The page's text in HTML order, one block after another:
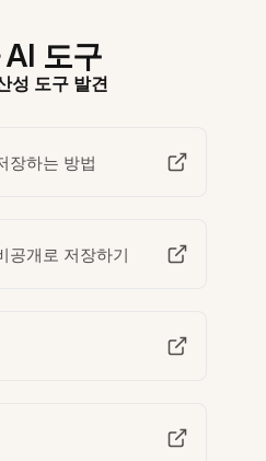
도구
성 도구 발견
장하는 방법
공개로 저장하기